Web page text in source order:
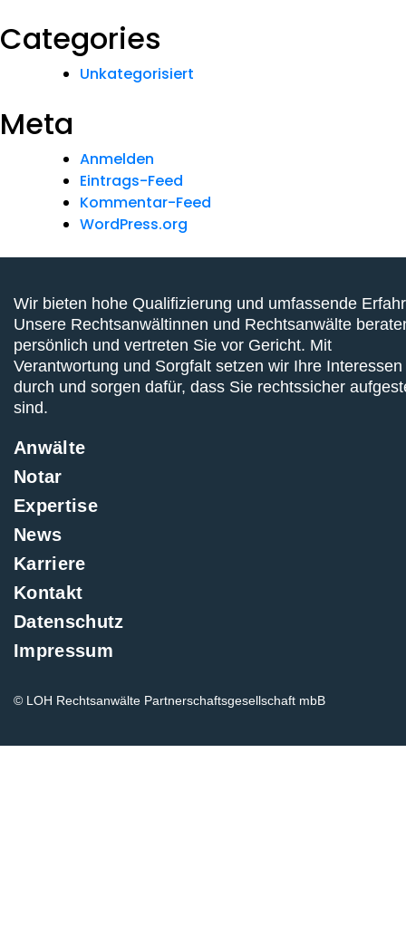
Categories
Unkategorisiert
Meta
Anmelden
Eintrags-Feed
Kommentar-Feed
WordPress.org
Wir bieten hohe Qualifizierung und umfassende
Unsere Rechtsanwältinnen und Rechtsanwälte
persönlich und vertreten Sie vor Gericht. Mit
Verantwortung und Sorgfalt setzen wir Ihre Interessen
durch und sorgen dafür, dass Sie rechtssicher
sind.
Anwälte
Notar
Expertise
News
Karriere
Kontakt
Datenschutz
Impressum
© LOH Rechtsanwälte Partnerschaftsgesellschaft mbB